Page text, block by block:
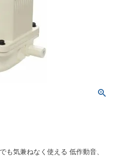
も気兼ねなく使える 低作動音、